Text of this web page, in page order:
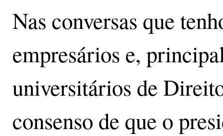
Nas conversas que
empresários e,
universitários de
consenso de que o